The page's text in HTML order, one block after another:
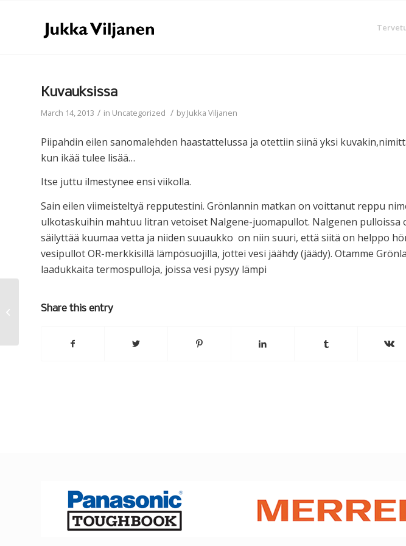
Kuvauksissa
March 14, 2013 / in Uncategorized / byJukka Viljanen
Piipahdin eilen sanomalehden haastattelussa ja otettiin siinä yksi
kun ikää tulee lisää…
Itse juttu ilmestynee ensi viikolla.
Sain eilen viimeisteltyä repputestini. Grönlannin matkan on voittanut reppu
ulkotaskuihin mahtuu litran vetoiset Nalgene-juomapullot. Nalgenen pulloissa
säilyttää kuumaa vetta ja niiden suuaukko on niin suuri, että siitä on helppo
vesipullot OR-merkkisillä lämpösuojilla, jottei vesi jäähdy (jäädy). Otamme
laadukkaita termospulloja, joissa vesi pysyy lämpi
Share this entry
Valintoja